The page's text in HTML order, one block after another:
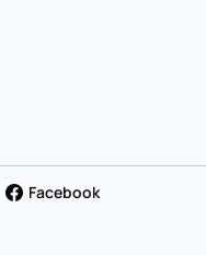
Facebook